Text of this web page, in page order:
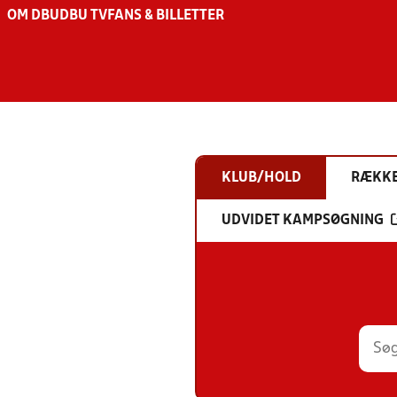
OM DBU DBU TV FANS & BILLETTER
KLUB/HOLD
UDVIDET KAMPSØGNING